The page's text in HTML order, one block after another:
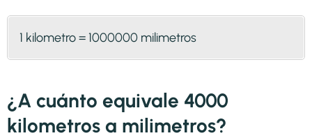
1 kilometro = 1000000 milimetros
¿A cuánto equivale 4000
kilometros a milimetros?